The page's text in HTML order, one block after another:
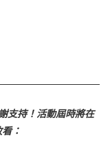
支持！活動屆時將在
：